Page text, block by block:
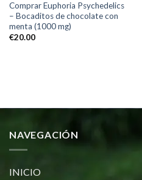
Comprar Euphoria Psychedelics
– Bocaditos de chocolate con
menta (1000 mg)
€20.00
NAVEGACIÓN
INICIO